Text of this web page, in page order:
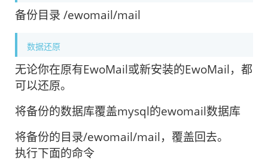
备份目录 /ewomail/mail
数据还原
无论你在原有EwoMail或新安装的EwoMail，都
可以还原。
将备份的数据库覆盖mysql的ewomail数据库
将备份的目录/ewomail/mail，覆盖回去。
执行下面的命令